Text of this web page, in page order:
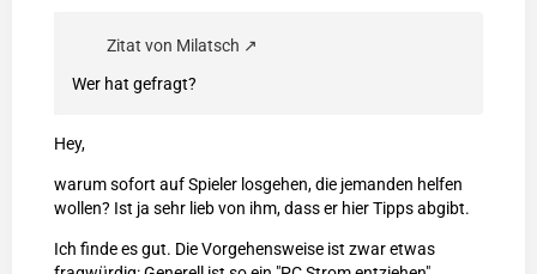
Zitat von Milatsch
Wer hat gefragt?
Hey,
warum sofort auf Spieler losgehen, die jemanden helfen
wollen? Ist ja sehr lieb von ihm, dass er hier Tipps abgibt.
Ich finde es gut. Die Vorgehensweise ist zwar etwas